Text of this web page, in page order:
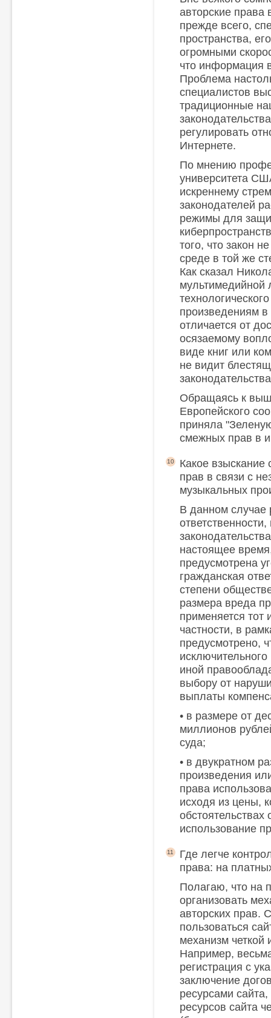
авторские права
прежде всего,
пространства,
огромными
что информация
Проблема
специалистов
традиционные
регулировать
Интернете.
По мнению
университета
искреннему
законодателей
режимы для
того, что закон
среде в той же
Как сказал
мультимедийной
произведениям
отличается от
осязаемому
виде книг или
не видит
Обращаясь к
Европейского
приняла
смежных прав в
Какое взыскание
прав в связи с
музыкальных
В данном случае
настоящее
предусмотрена
гражданская
степени
размера вреда
применяется тот
частности, в
предусмотрено,
иной
выбору от
выплаты
• в размере от
миллионов
суда;
• в двукратном
произведения
права
исходя из цены,
использование
10
Где легче
права: на
Полагаю, что на
организовать
авторских прав.
пользоваться
механизм четкой
Например,
регистрация с
заключение
ресурсами
ресурсов сайта
11